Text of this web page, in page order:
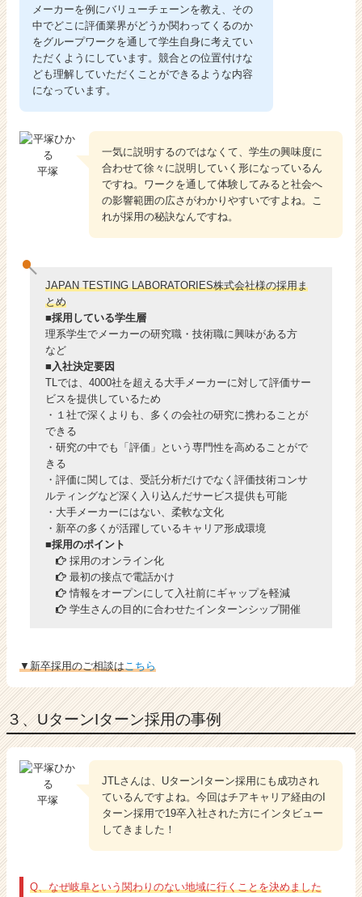
メーカーを例にバリューチェーンを教え、その
中でどこに評価業界がどうか関わってくるのか
をグループワークを通して学生自身に考えてい
ただくようにしています。競合との位置付けな
ども理解していただくことができるような内容
になっています。
平塚
一気に説明するのではなくて、学生の興味度に
合わせて徐々に説明していく形になっているん
ですね。ワークを通して体験してみると社会へ
の影響範囲の広さがわかりやすいですよね。こ
れが採用の秘訣なんですね。
JAPAN TESTING LABORATORIES株式会社様の採用ま
とめ
■採用している学生層
理系学生でメーカーの研究職・技術職に興味がある方
など
■入社決定要因
TLでは、4000社を超える大手メーカーに対して評価サー
ビスを提供しているため
・１社で深くよりも、多くの会社の研究に携わることが
できる
・研究の中でも「評価」という専門性を高めることがで
きる
・評価に関しては、受託分析だけでなく評価技術コンサ
ルティングなど深く入り込んだサービス提供も可能
・大手メーカーにはない、柔軟な文化
・新卒の多くが活躍しているキャリア形成環境
■採用のポイント
採用のオンライン化
最初の接点で電話かけ
情報をオープンにして入社前にギャップを軽減
学生さんの目的に合わせたインターンシップ開催
▼新卒採用のご相談は こちら
３、UターンIターン採用の事例
平塚
JTLさんは、UターンIターン採用にも成功され
ているんですよね。今回はチアキャリア経由のI
ターン採用で19卒入社された方にインタビュー
してきました！
Q、なぜ岐阜という関わりのない地域に行くことを決めました